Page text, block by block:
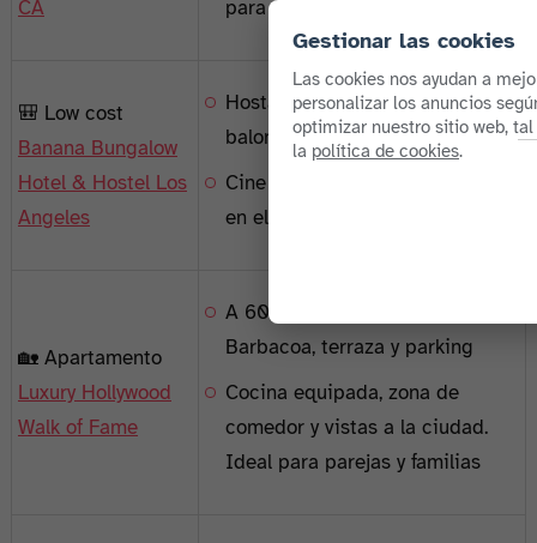
CA para parejas y familias
🎒 Low cost
Banana Bungalow
Hotel & Hostel Los
Angeles
Hostal con jardín, cancha de
baloncesto, futbolín y ping-pong
Cine y Tiki Garden con karaoke
en el sitio. Ideal para jóvenes
🏡 Apartamento
Luxury Hollywood
Walk of Fame
A 600 metros del Dolby Theatre.
Barbacoa, terraza y parking
Cocina equipada, zona de
comedor y vistas a la ciudad.
Ideal para parejas y familias
Gestionar las cookies
Las cookies nos ayudan a
personalizar los anuncios
optimizar nuestro sitio web,
la política de cookies.